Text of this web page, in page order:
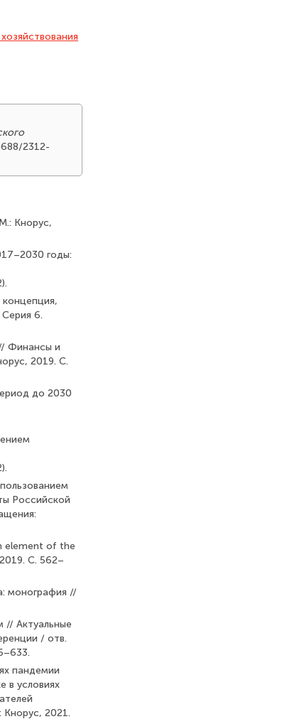
2312-
Кнорус,
годы:
6.
Финансы и
2019. С.
до 2030
Российской
element of the
С. 562–
монография //
Актуальные
/ отв.
пандемии
в условиях
Кнорус, 2021.